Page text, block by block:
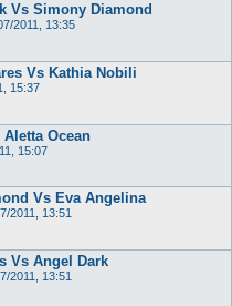
Vs Simony Diamond
2011, 13:35
Vs Kathia Nobili
15:37
Aletta Ocean
15:07
Vs Eva Angelina
2011, 13:51
Vs Angel Dark
2011, 13:51